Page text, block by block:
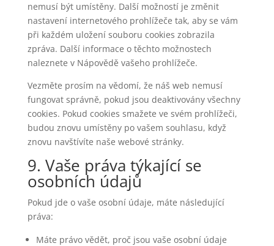
nemusí být umístěny. Další možností je změnit
nastavení internetového prohlížeče tak, aby se vám
při každém uložení souboru cookies zobrazila
zpráva. Další informace o těchto možnostech
naleznete v Nápovědě vašeho prohlížeče.
Vezměte prosím na vědomí, že náš web nemusí
fungovat správně, pokud jsou deaktivovány všechny
cookies. Pokud cookies smažete ve svém prohlížeči,
budou znovu umístěny po vašem souhlasu, když
znovu navštívíte naše webové stránky.
9. Vaše práva týkající se
osobních údajů
Pokud jde o vaše osobní údaje, máte následující
práva:
Máte právo vědět, proč jsou vaše osobní údaje